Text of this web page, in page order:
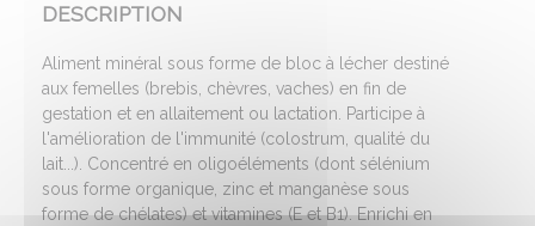
DESCRIPTION
Aliment minéral sous forme de bloc à lécher destiné
aux femelles (brebis, chèvres, vaches) en fin de
gestation et en allaitement ou lactation. Participe à
l'amélioration de l'immunité (colostrum, qualité du
lait...). Concentré en oligoéléments (dont sélénium
sous forme organique, zinc et manganèse sous
forme de chélates) et vitamines (E et B1). Enrichi en